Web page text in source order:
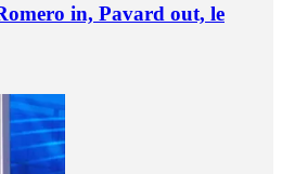
in, Pavard out, le